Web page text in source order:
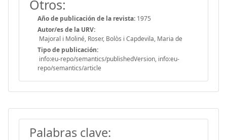
Otros:
Año de publicación de la revista: 1975
Autor/es de la URV:
Majoral i Moliné, Roser, Bolòs i Capdevila, Maria de
Tipo de publicación:
info:eu-repo/semantics/publishedVersion, info:eu-
repo/semantics/article
Palabras clave: